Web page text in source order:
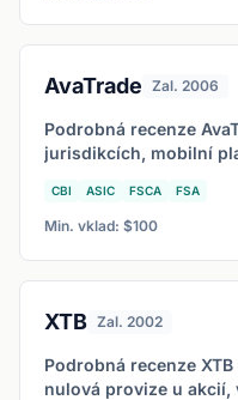
AvaTrade Zal. 2006
Podrobná recenze
jurisdikcích, mobilní
CBI ASIC FSCA FSA
Min. vklad: $100
XTB Zal. 2002
Podrobná recenze
nulová provize u